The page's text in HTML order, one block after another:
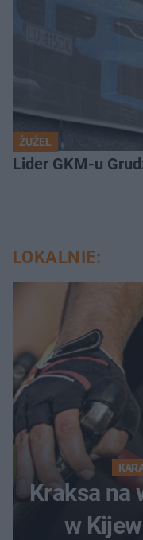
ŻUŻEL
Lider GKM-u
LOKALNIE:
Kraksa na
w